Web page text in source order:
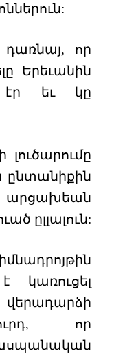
որ
Երեւանին
էր եւ կը
ընտանիքին
ըլլալուն:
որ